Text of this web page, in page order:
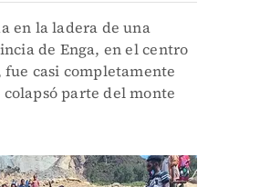
en la ladera de una
de Enga, en el centro
casi completamente
parte del monte